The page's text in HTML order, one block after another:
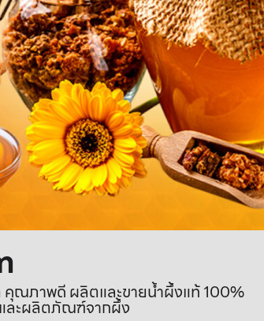
คุณภาพดี ผลิตและขายน้ำผึ้งแท้ 100%
ละผลิตภัณฑ์จากผึ้ง